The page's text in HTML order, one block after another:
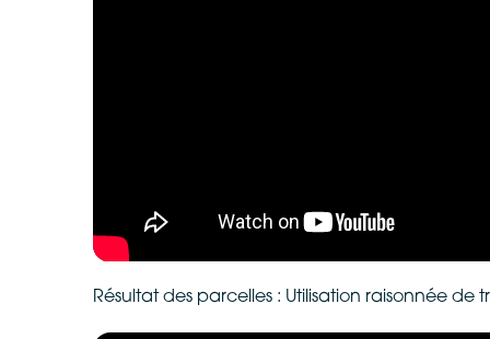
Résultat des parcelles : Utilisation raisonnée